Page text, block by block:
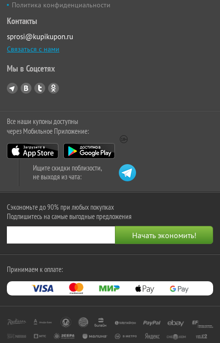
Политика конфиденциальности
Контакты
sprosi@kupikupon.ru
Связаться с нами
Мы в Соцсетях
Все наши купоны доступны
через Мобильное Приложение:
Ищите скидки поблизости,
не выходя из чата:
Сэкономьте до 90% при любых покупках
Подпишитесь на самые выгодные предложения
Принимаем к оплате: